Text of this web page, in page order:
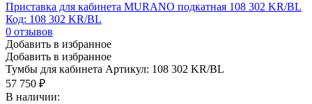
Приставка для кабинета MURANO подкатная 108 302 KR/BL
Код: 108 302 KR/BL
0 отзывов
Добавить в избранное
Добавить в избранное
Тумбы для кабинета Артикул: 108 302 KR/BL
57 750 ₽
В наличии: